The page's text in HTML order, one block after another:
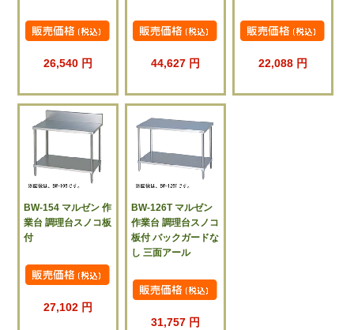
26,540 円 44,627 円 22,088 円
BW-154 マルゼン 作
業台 調理台スノコ板
付
27,102 円
BW-126T マルゼン
作業台 調理台スノコ
板付 バックガードな
し 三面アール
31,757 円